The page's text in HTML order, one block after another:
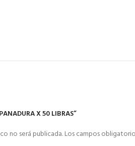
X 50 LIBRAS”
no será publicada.Los campos